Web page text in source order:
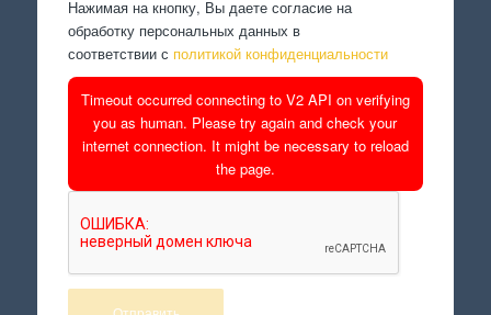
Нажимая на кнопку, Вы даете согласие на
обработку персональных данных в
соответствии с политикой конфиденциальности
Timeout occurred connecting to V2 API on verifying
you as human. Please try again and check your
internet connection. It might be necessary to reload
the page.